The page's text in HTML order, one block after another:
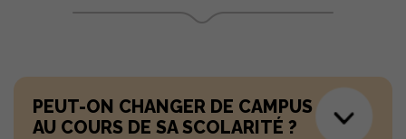
PEUT-ON CHANGER DE CAMPUS
AU COURS DE SA SCOLARITÉ ?